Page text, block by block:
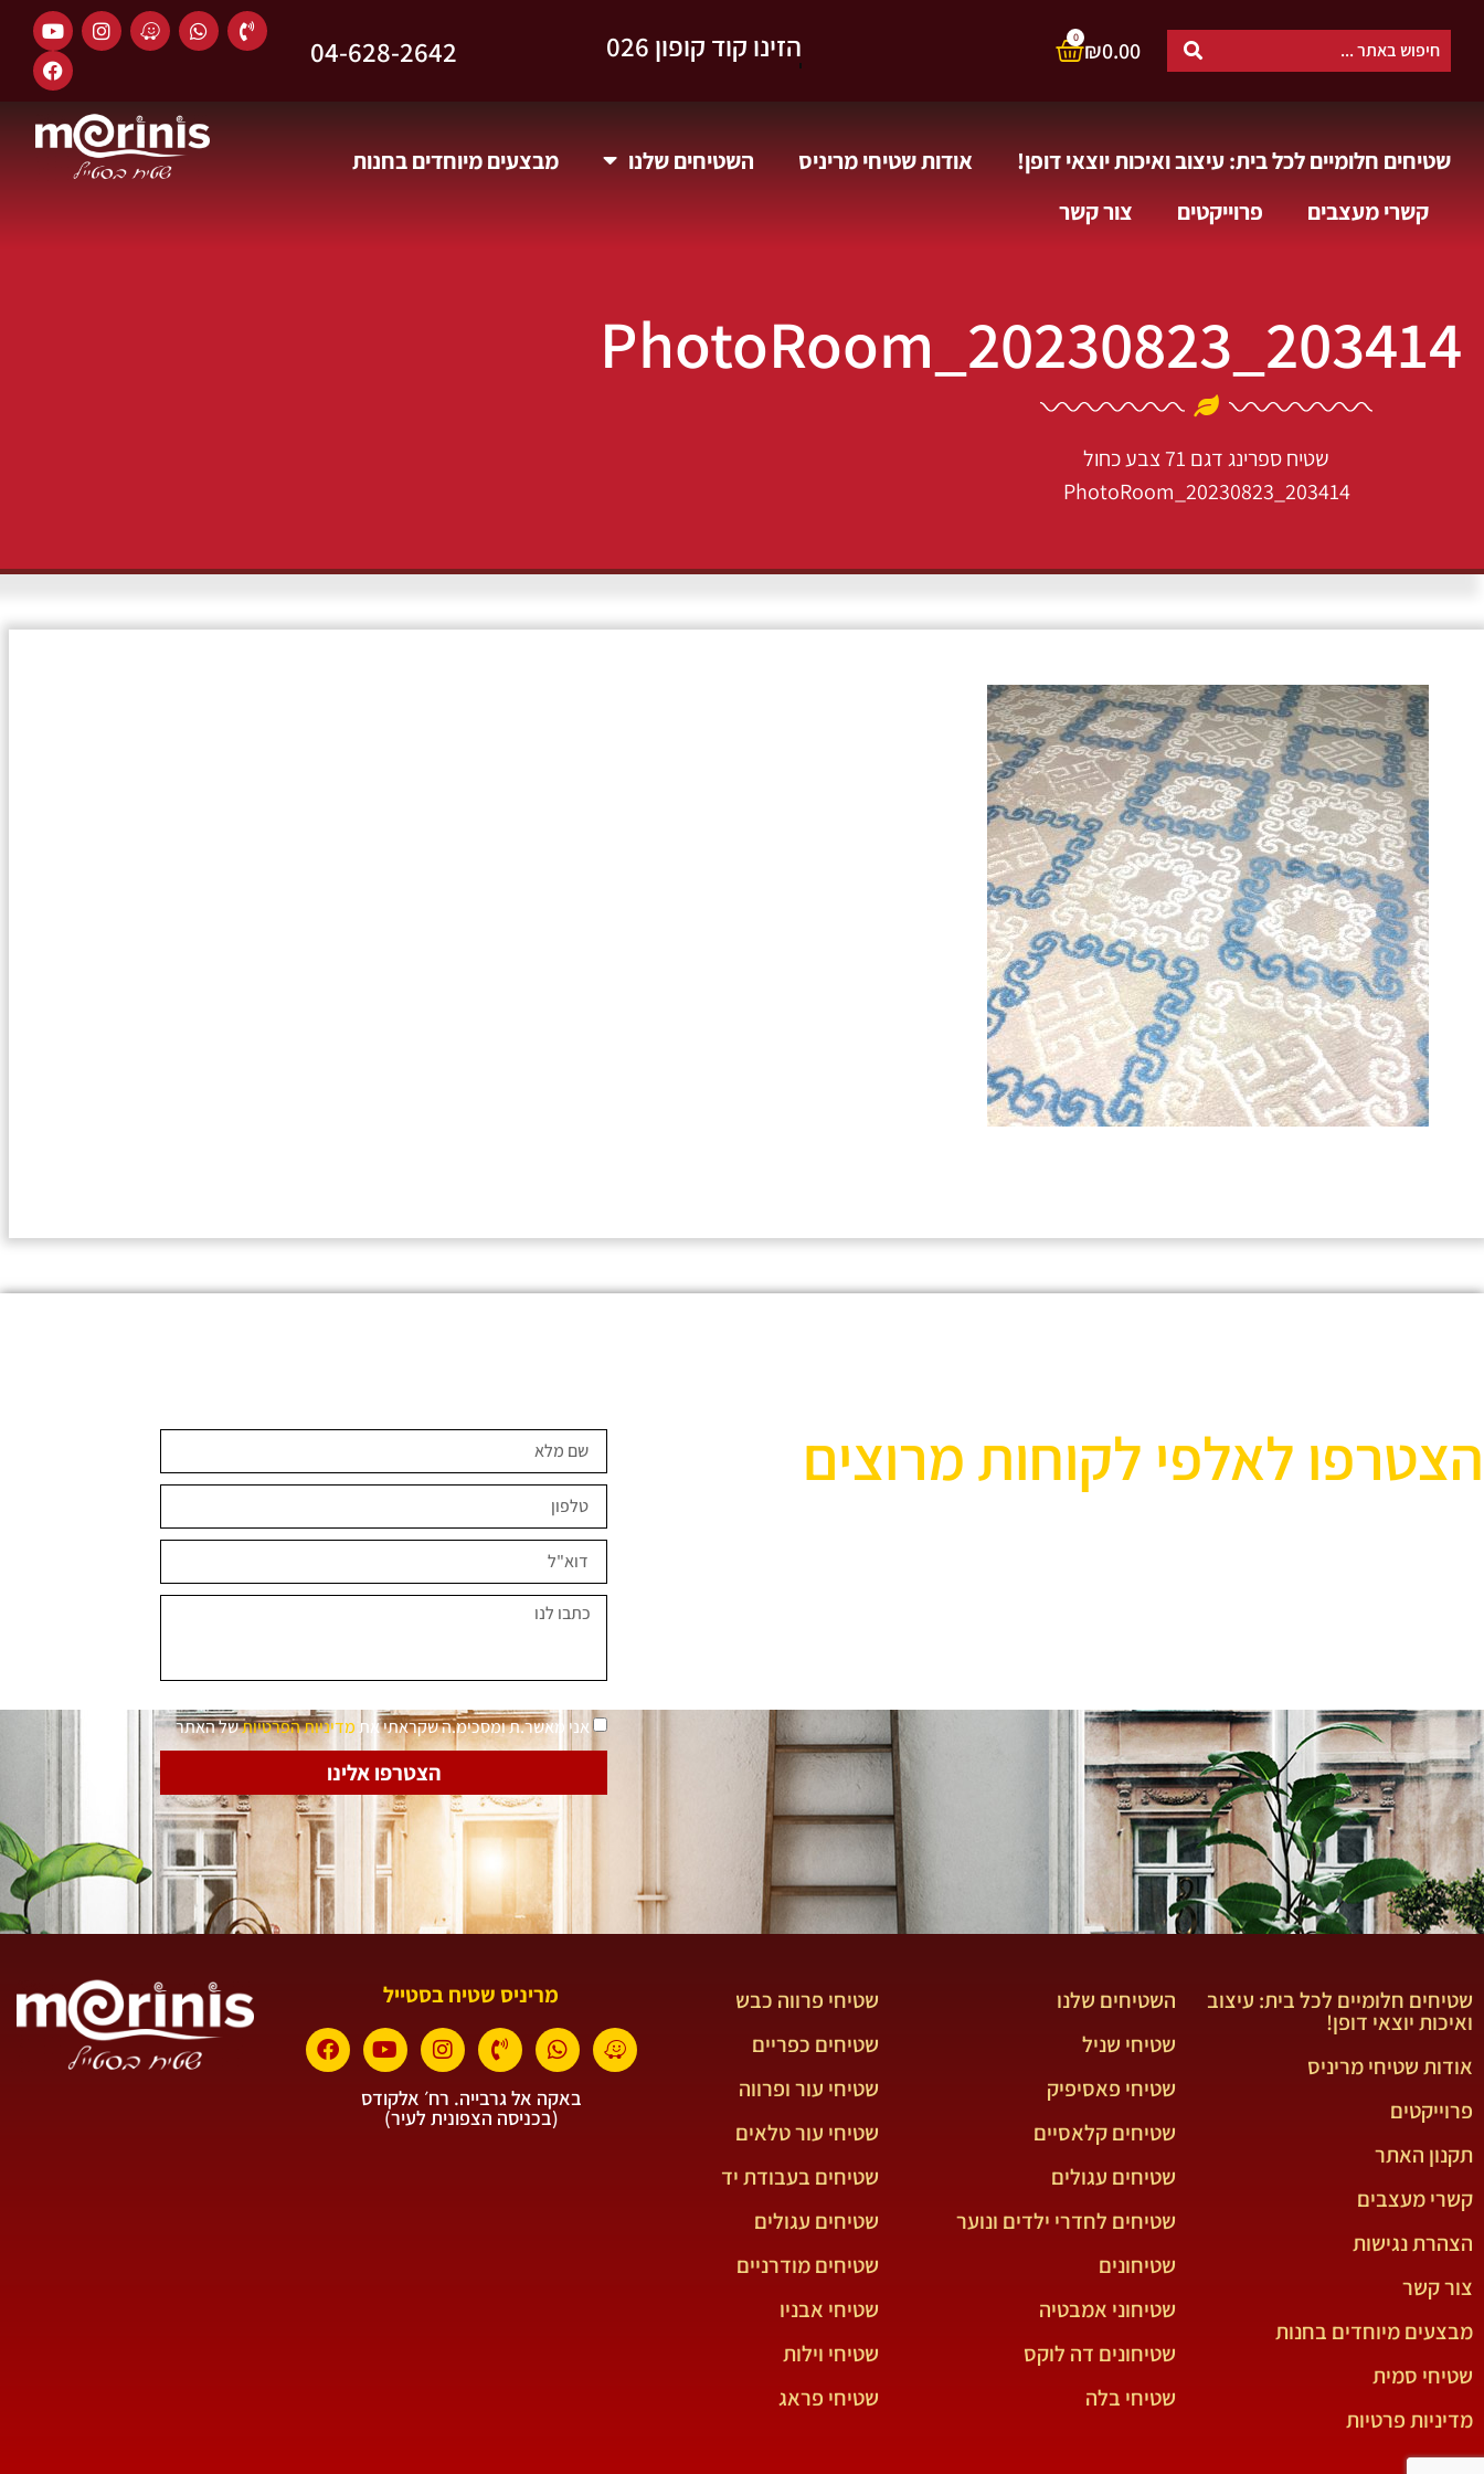
₪0.00
0 וקבלו 10% הנחה. 04-628-2642
שטיחים חלומיים לכל בית: עיצוב ואיכות יוצאי דופן! אודות שטיחי מריניס השטיחים שלנו
מבצעים מיוחדים בחנות
קשרי מעצבים
פרוייקטים צור קשר
PhotoRoom_20230823_203414
שטיח ספרינג דגם 71 צבע כחול
PhotoRoom_20230823_203414
הצטרפו לאלפי לקוחות מרוצים
אני מאשר.ת ומסכימ.ה שקראתי את מדיניות הפרטיותשל האתר
הצטרפו אלינו
שטיחים חלומיים לכל בית: עיצוב
ואיכות יוצאי דופן!
אודות שטיחי מריניס
פרוייקטים
תקנון האתר
קשרי מעצבים
הצהרת נגישות
צור קשר
מבצעים מיוחדים בחנות
שטיחי סמית
מדיניות פרטיות
השטיחים שלנו
שטיחי שניל
שטיחי פאסיפיק
שטיחים קלאסיים
שטיחים עגולים
שטיחים לחדרי ילדים ונוער
שטיחונים
שטיחוני אמבטיה
שטיחונים דה לוקס
שטיחי בלה
שטיחי פרווה כבש
שטיחים כפריים
שטיחי עור ופרווה
שטיחי עור טלאים
שטיחים בעבודת יד
שטיחים עגולים
שטיחים מודרניים
שטיחי אבניו
שטיחי וילות
שטיחי פראג
מריניס שטיח בסטייל
באקה אל גרבייה. רח׳ אלקודס
(בכניסה הצפונית לעיר)